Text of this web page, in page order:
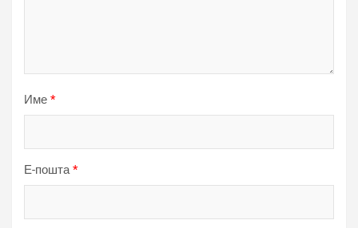
Име *
Е-пошта*